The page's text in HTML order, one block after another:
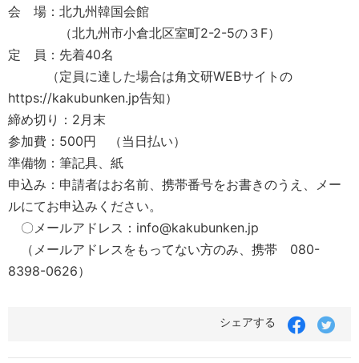
会 場：北九州韓国会館
（北九州市小倉北区室町2-2-5の３F）
定 員：先着40名
（定員に達した場合は角文研WEBサイトの
https://kakubunken.jp告知）
締め切り：2月末
参加費：500円 （当日払い）
準備物：筆記具、紙
申込み：申請者はお名前、携帯番号をお書きのうえ、メー
ルにてお申込みください。
〇メールアドレス：info@kakubunken.jp
（メールアドレスをもってない方のみ、携帯 080-
8398-0626）
シェアする